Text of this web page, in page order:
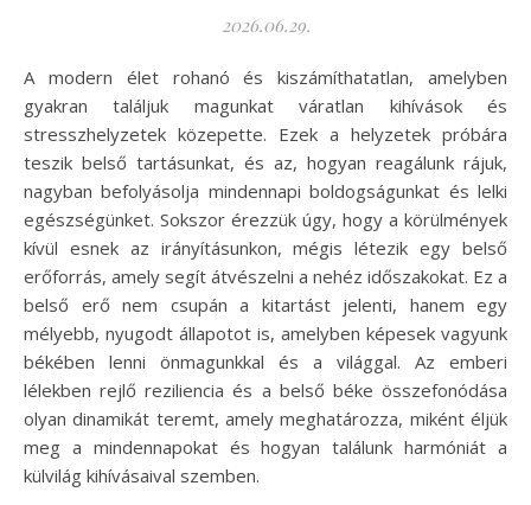
2026.06.29.
A modern élet rohanó és kiszámíthatatlan, amelyben
gyakran találjuk magunkat váratlan kihívások és
stresszhelyzetek közepette. Ezek a helyzetek próbára
teszik belső tartásunkat, és az, hogyan reagálunk rájuk,
nagyban befolyásolja mindennapi boldogságunkat és lelki
egészségünket. Sokszor érezzük úgy, hogy a körülmények
kívül esnek az irányításunkon, mégis létezik egy belső
erőforrás, amely segít átvészelni a nehéz időszakokat. Ez a
belső erő nem csupán a kitartást jelenti, hanem egy
mélyebb, nyugodt állapotot is, amelyben képesek vagyunk
békében lenni önmagunkkal és a világgal. Az emberi
lélekben rejlő reziliencia és a belső béke összefonódása
olyan dinamikát teremt, amely meghatározza, miként éljük
meg a mindennapokat és hogyan találunk harmóniát a
külvilág kihívásaival szemben.